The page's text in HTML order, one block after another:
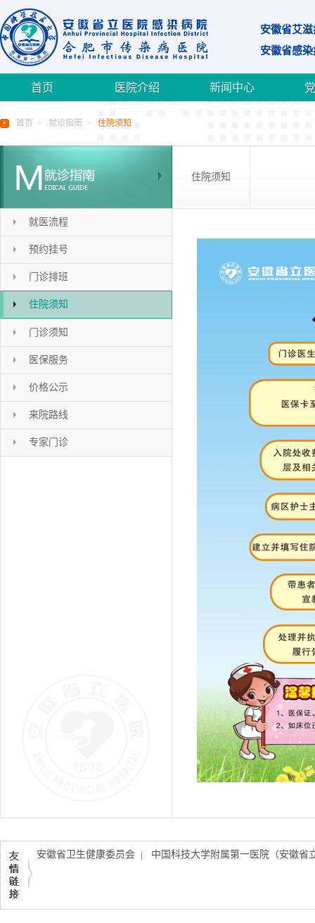
安徽省艾
安徽省感
首页 医院介绍 新闻中心
首页 > 就诊指南 > 住院须知
就医流程
预约挂号
门诊排班
住院须知
门诊须知
医保服务
价格公示
来院路线
专家门诊
住院须知
安徽省卫生健康委员会 中国科技大学附属第一医院（安徽省